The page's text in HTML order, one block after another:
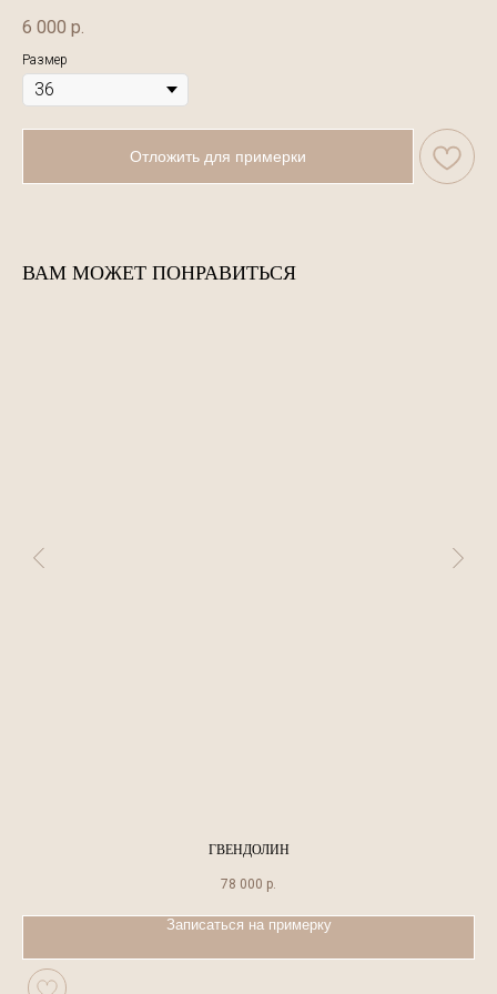
6 000 р.
Размер
Отложить для примерки
ВАМ МОЖЕТ ПОНРАВИТЬСЯ
ГВЕНДОЛИН
78 000 р.
Записаться на примерку